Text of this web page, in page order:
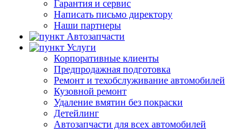
Гарантия и сервис
Написать письмо директору
Наши партнеры
Автозапчасти
Услуги
Корпоративные клиенты
Предпродажная подготовка
Ремонт и техобслуживание автомобилей
Кузовной ремонт
Удаление вмятин без покраски
Детейлинг
Автозапчасти для всех автомобилей